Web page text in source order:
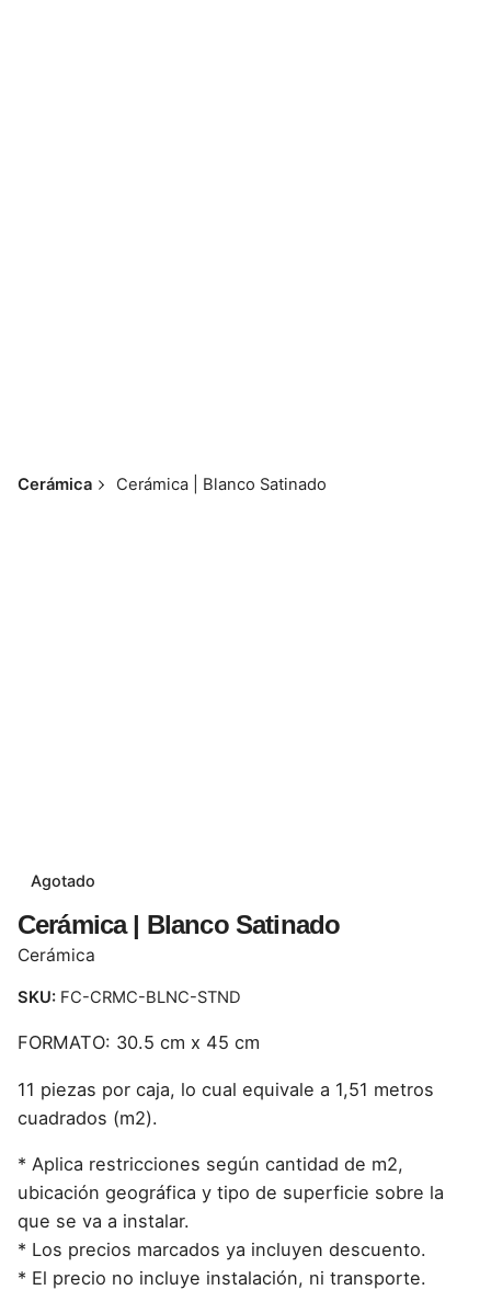
Cerámica Cerámica | Blanco Satinado
Agotado
Cerámica | Blanco Satinado
Cerámica
SKU: FC-CRMC-BLNC-STND
FORMATO: 30.5 cm x 45 cm
11 piezas por caja, lo cual equivale a 1,51 metros
cuadrados (m2).
* Aplica restricciones según cantidad de m2,
ubicación geográfica y tipo de superficie sobre la
que se va a instalar.
* Los precios marcados ya incluyen descuento.
* El precio no incluye instalación, ni transporte.